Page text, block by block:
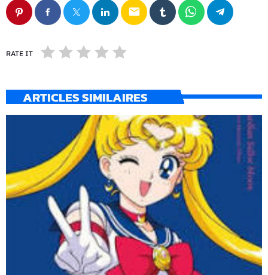
email
RATE IT
ARTICLES SIMILAIRES